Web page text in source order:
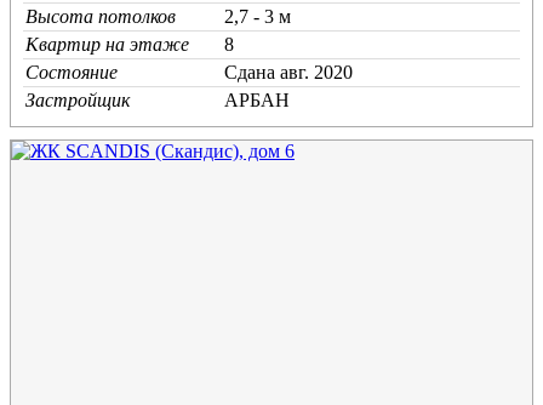
Высота потолков
2,7 - 3 м
Квартир на этаже
8
Состояние
Cдана авг. 2020
Застройщик
АРБАН